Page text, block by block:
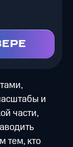
и
части,
тем, кто